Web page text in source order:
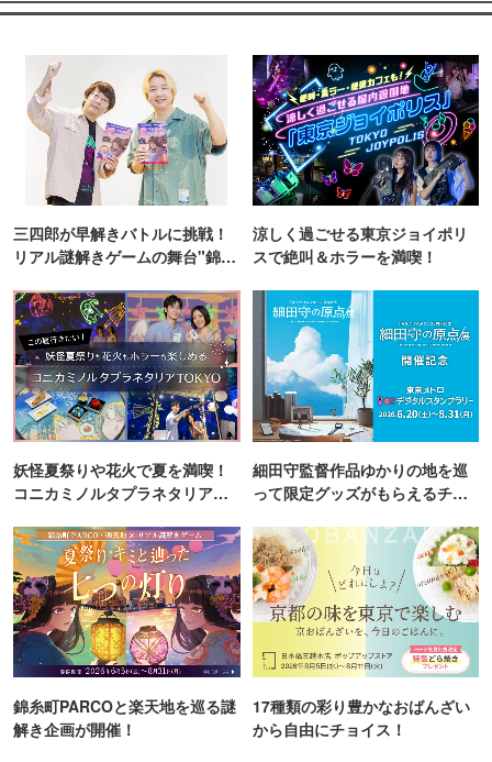
三四郎が早解きバトルに挑戦！
リアル謎解きゲームの舞台"錦糸
涼しく過ごせる東京ジョイポリ
スで絶叫＆ホラーを満喫！
妖怪夏祭りや花火で夏を満喫！
コニカミノルタプラネタリア
細田守監督作品ゆかりの地を巡
って限定グッズがもらえるチャ
錦糸町PARCOと楽天地を巡る謎
解き企画が開催！
17種類の彩り豊かなおばんざい
から自由にチョイス！